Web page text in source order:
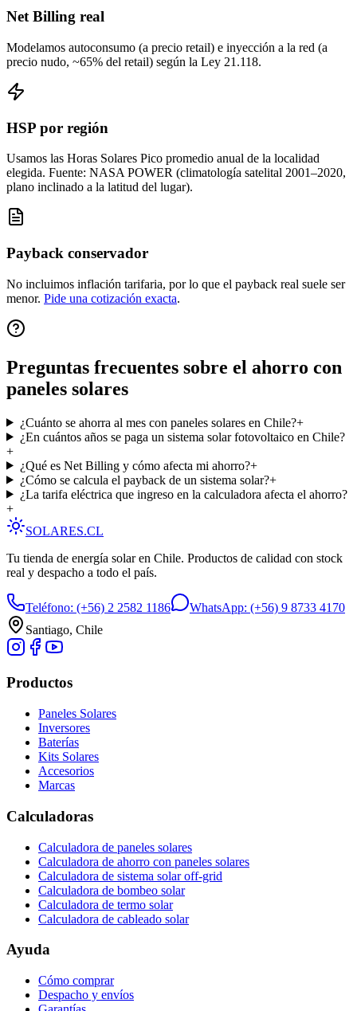
Net Billing real
Modelamos autoconsumo (a precio retail) e inyección a la red (a
precio nudo, ~65% del retail) según la Ley 21.118.
HSP por región
Usamos las Horas Solares Pico promedio anual de la localidad
elegida. Fuente: NASA POWER (climatología satelital 2001–2020,
plano inclinado a la latitud del lugar).
Payback conservador
No incluimos inflación tarifaria, por lo que el payback real suele ser
menor. Pide una cotización exacta.
Preguntas frecuentes sobre el ahorro con
paneles solares
¿Cuánto se ahorra al mes con paneles solares en Chile?+
¿En cuántos años se paga un sistema solar fotovoltaico en Chile?
+
¿Qué es Net Billing y cómo afecta mi ahorro?+
¿Cómo se calcula el payback de un sistema solar?+
¿La tarifa eléctrica que ingreso en la calculadora afecta el ahorro?
+
SOLARES.CL
Tu tienda de energía solar en Chile. Productos de calidad con stock
real y despacho a todo el país.
Teléfono: (+56) 2 2582 1186 WhatsApp: (+56) 9 8733 4170
Santiago, Chile
Productos
Paneles Solares
Inversores
Baterías
Kits Solares
Accesorios
Marcas
Calculadoras
Calculadora de paneles solares
Calculadora de ahorro con paneles solares
Calculadora de sistema solar off-grid
Calculadora de bombeo solar
Calculadora de termo solar
Calculadora de cableado solar
Ayuda
Cómo comprar
Despacho y envíos